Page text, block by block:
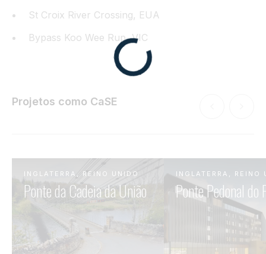
St Croix River Crossing, EUA
Bypass Koo Wee Rup, VIC
Projetos como CaSE
INGLATERRA, REINO UNIDO
Ponte da Cadeia da União
INGLATERRA, REINO
Ponte Pedonal do